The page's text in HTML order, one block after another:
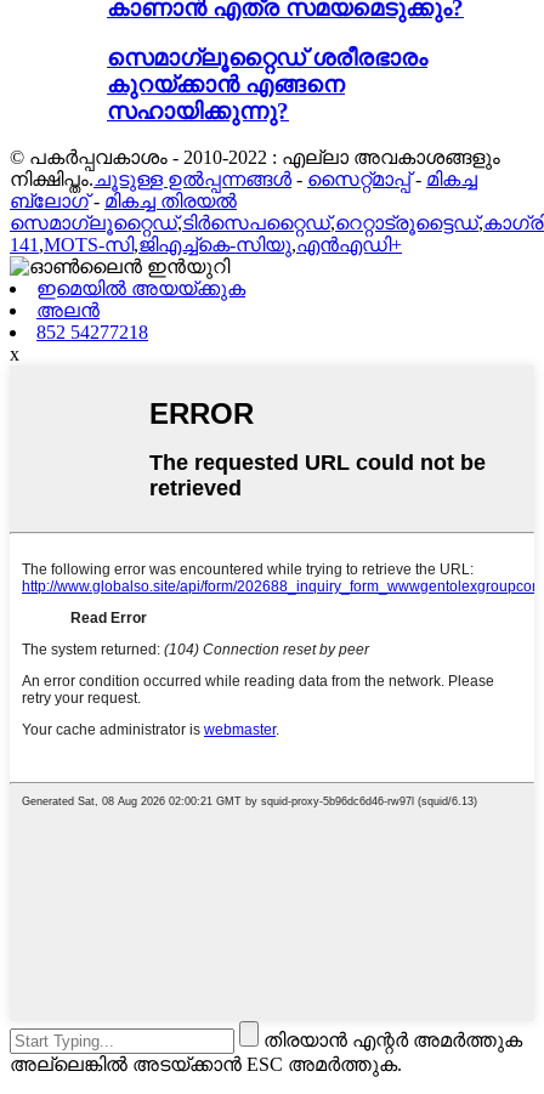
കാണാൻ എത്ര സമയമെടുക്കും?
സെമാഗ്ലൂറ്റൈഡ് ശരീരഭാരം
കുറയ്ക്കാൻ എങ്ങനെ
സഹായിക്കുന്നു?
© പകർപ്പവകാശം - 2010-2022 : എല്ലാ അവകാശങ്ങളും
നിക്ഷിപ്തം. ചൂടുള്ള ഉൽപ്പന്നങ്ങൾ - സൈറ്റ്മാപ്പ്- മികച്ച
ബ്ലോഗ്- മികച്ച തിരയൽ
സെമാഗ്ലൂറ്റൈഡ്,ടിർസെപറ്റൈഡ്,റെറ്റാട്രൂട്ടൈഡ്,
141 ,MOTS-സി,ജിഎച്ച്കെ-സിയു,എൻഎഡി+
ഇമെയിൽ അയയ്ക്കുക
അലൻ
852 54277218
x
തിരയാൻ എന്റർ അമർത്തുക
അല്ലെങ്കിൽ അടയ്ക്കാൻ ESC അമർത്തുക.